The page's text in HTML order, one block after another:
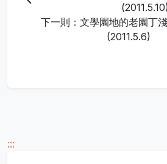
下一則：文學園地的老園丁
(2011.5.6)
:::